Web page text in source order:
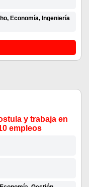
Economía, Ingeniería
y trabaja en
empleos